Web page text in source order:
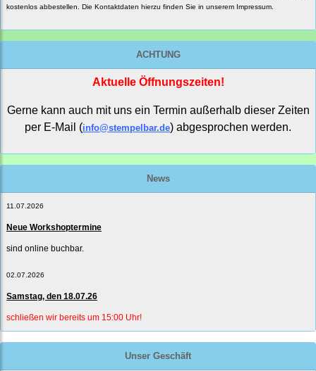
kostenlos abbestellen. Die Kontaktdaten hierzu finden Sie in unserem Impressum.
ACHTUNG
Aktuelle Öffnungszeiten!
Gerne kann auch mit uns ein Termin außerhalb dieser Zeiten
per E-Mail (info@stempelbar.de) abgesprochen werden.
News
11.07.2026
Neue Workshoptermine
sind online buchbar.
02.07.2026
Samstag, den 18.07.26
schließen wir bereits um 15:00 Uhr!
Unser Geschäft